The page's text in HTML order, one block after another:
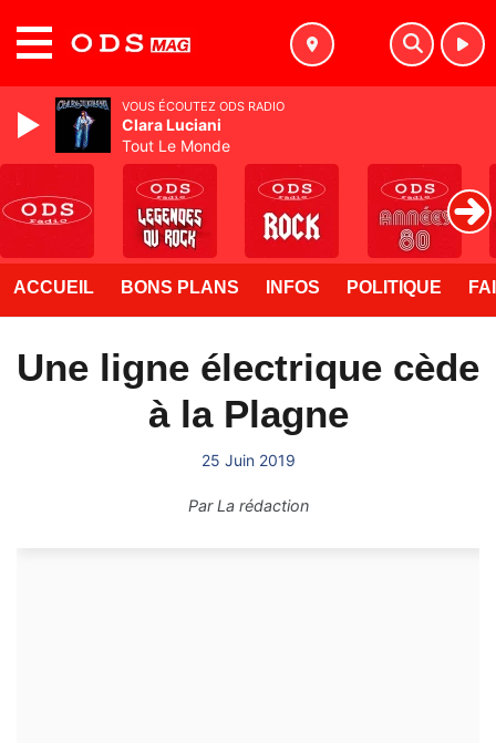
ACCUEIL BONS PLANS INFOS POLITIQUE
Une ligne électrique cède
à la Plagne
25 Juin 2019
ParLa rédaction
VOUS ÉCOUTEZ ODS RADIO
Clara Luciani
Tout Le Monde